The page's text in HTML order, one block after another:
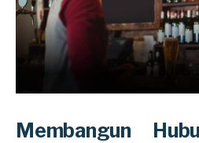
Membangun